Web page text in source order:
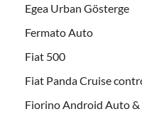
Egea Urban Gösterge
Fermato Auto
Fiat 500
Fiat Panda Cruise
Fiorino Android Auto &